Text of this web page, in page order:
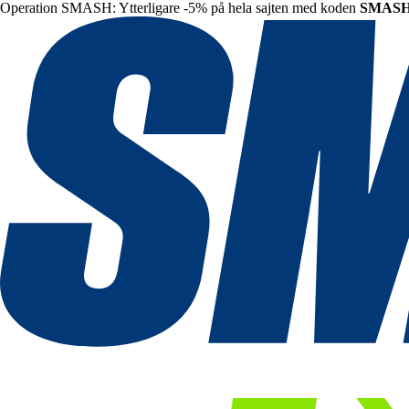
Operation SMASH: Ytterligare -5% på hela sajten med koden